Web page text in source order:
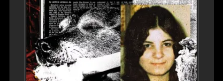
تحقيقات
ركن الخيال
عن الموقع